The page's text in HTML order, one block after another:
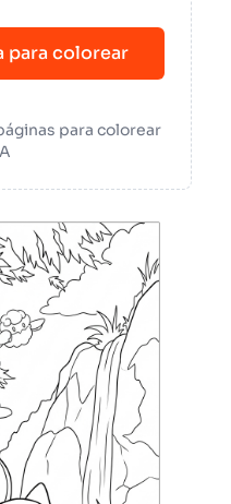
para colorear
para colorear